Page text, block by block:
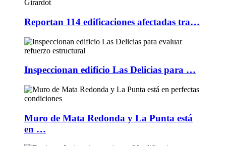
Reportan 114 edificaciones afectadas tra…
Inspeccionan edificio Las Delicias para …
Muro de Mata Redonda y La Punta está
en …